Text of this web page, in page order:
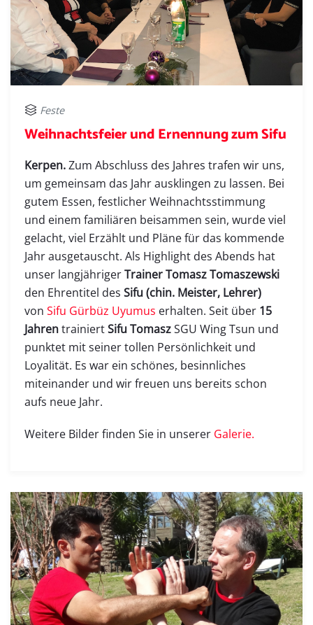
Feste
Weihnachtsfeier und Ernennung zum Sifu
Kerpen.Zum Abschluss des Jahres trafen wir uns,
um gemeinsam das Jahr ausklingen zu lassen. Bei
gutem Essen, festlicher Weihnachtsstimmung
und einem familiären beisammen sein, wurde viel
gelacht, viel Erzählt und Pläne für das kommende
Jahr ausgetauscht. Als Highlight des Abends hat
unser langjährigerTrainer Tomasz Tomaszewski
den Ehrentitel des Sifu (chin. Meister, Lehrer)
von Sifu Gürbüz Uyumus erhalten. Seit über 15
JahrentrainiertSifu TomaszSGU Wing Tsun und
punktet mit seiner tollen Persönlichkeit und
Loyalität. Es war ein schönes, besinnliches
miteinander und wir freuen uns bereits schon
aufs neue Jahr.
Weitere Bilder finden Sie in unserer Galerie.